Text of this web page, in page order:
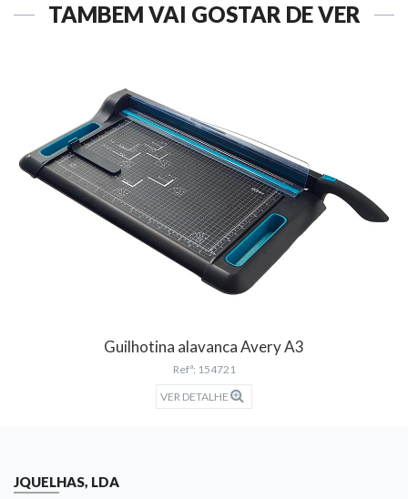
TAMBÉM VAI GOSTAR DE VER
Guilhotina alavanca Avery A3
Refª: 154721
VER DETALHE
JQUELHAS, LDA